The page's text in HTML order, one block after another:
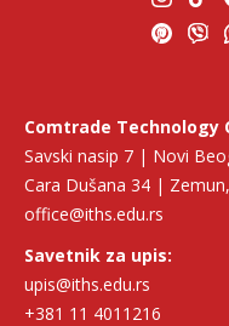
Comtrade Technology
Savski nasip 7 | Novi
Cara Dušana 34 |
office@iths.edu.rs
Savetnik za upis:
upis@iths.edu.rs
+381 11 4011216